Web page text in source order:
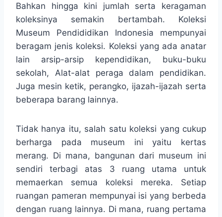
Bahkan hingga kini jumlah serta keragaman
koleksinya semakin bertambah. Koleksi
Museum Pendididikan Indonesia mempunyai
beragam jenis koleksi. Koleksi yang ada anatar
lain arsip-arsip kependidikan, buku-buku
sekolah, Alat-alat peraga dalam pendidikan.
Juga mesin ketik, perangko, ijazah-ijazah serta
beberapa barang lainnya.
Tidak hanya itu, salah satu koleksi yang cukup
berharga pada museum ini yaitu kertas
merang. Di mana, bangunan dari museum ini
sendiri terbagi atas 3 ruang utama untuk
memaerkan semua koleksi mereka. Setiap
ruangan pameran mempunyai isi yang berbeda
dengan ruang lainnya. Di mana, ruang pertama